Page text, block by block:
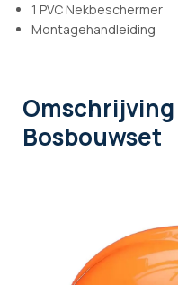
1 PVC Nekbeschermer
Montagehandleiding
Omschrijving
Bosbouwset